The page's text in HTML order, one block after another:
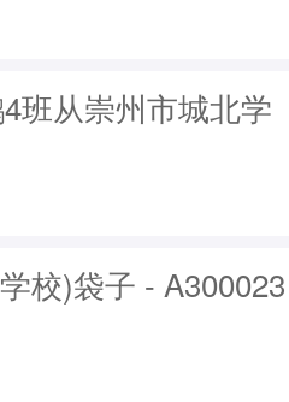
班从崇州市城北学
校)袋子 - A300023